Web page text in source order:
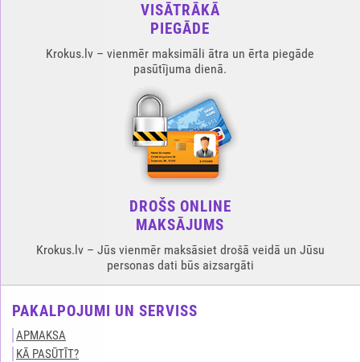
VISĀTRĀKĀ
PIEGĀDE
Krokus.lv – vienmēr maksimāli ātra un ērta piegāde
pasūtījuma dienā.
DROŠS ONLINE
MAKSĀJUMS
Krokus.lv – Jūs vienmēr maksāsiet drošā veidā un Jūsu
personas dati būs aizsargāti
PAKALPOJUMI UN SERVISS
APMAKSA
KĀ PASŪTĪT?